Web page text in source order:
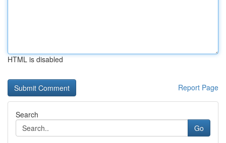
HTML is disabled
Report Page
Search
Go